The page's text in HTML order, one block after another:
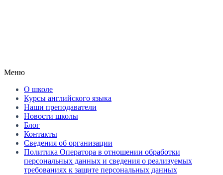
Меню
О школе
Курсы английского языка
Наши преподаватели
Новости школы
Блог
Контакты
Сведения об организации
Политика Оператора в отношении обработки
персональных данных и сведения о реализуемых
требованиях к защите персональных данных